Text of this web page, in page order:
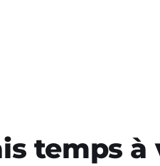
temps à